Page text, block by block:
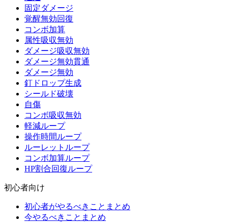
固定ダメージ
覚醒無効回復
コンボ加算
属性吸収無効
ダメージ吸収無効
ダメージ無効貫通
ダメージ無効
釘ドロップ生成
シールド破壊
自傷
コンボ吸収無効
軽減ループ
操作時間ループ
ルーレットループ
コンボ加算ループ
HP割合回復ループ
初心者向け
初心者がやるべきことまとめ
今やるべきことまとめ